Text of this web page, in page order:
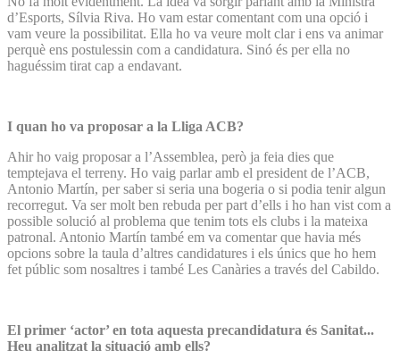
d’Esports, Sílvia Riva. Ho vam estar comentant com una opció i
vam veure la possibilitat. Ella ho va veure molt clar i ens va animar
perquè ens postulessin com a candidatura. Sinó és per ella no
haguéssim tirat cap a endavant.
I quan ho va proposar a la Lliga ACB?
Ahir ho vaig proposar a l’Assemblea, però ja feia dies que
temptejava el terreny. Ho vaig parlar amb el president de l’ACB,
Antonio Martín, per saber si seria una bogeria o si podia tenir algun
recorregut. Va ser molt ben rebuda per part d’ells i ho han vist com a
possible solució al problema que tenim tots els clubs i la mateixa
patronal. Antonio Martín també em va comentar que havia més
opcions sobre la taula d’altres candidatures i els únics que ho hem
fet públic som nosaltres i també Les Canàries a través del Cabildo.
El primer ‘actor’ en tota aquesta precandidatura és Sanitat...
Heu analitzat la situació amb ells?